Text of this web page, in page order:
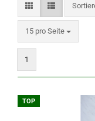
15 pro Seite
pro Seite
1
TOP